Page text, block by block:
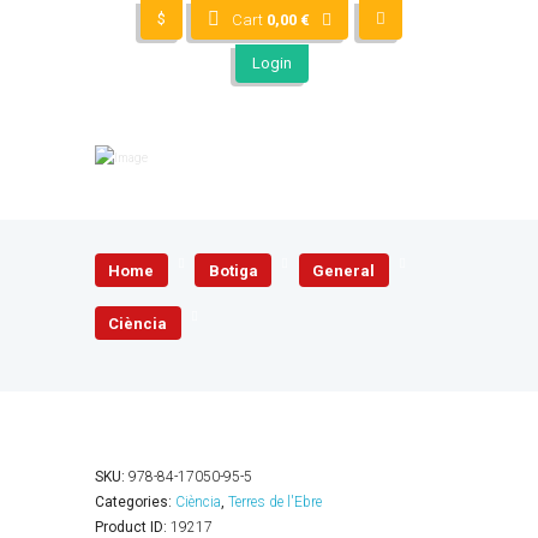
$ Cart 0,00 €
Login
Home Botiga General
Ciència
SKU: 978-84-17050-95-5
Categories: Ciència, Terres de l'Ebre
Product ID: 19217